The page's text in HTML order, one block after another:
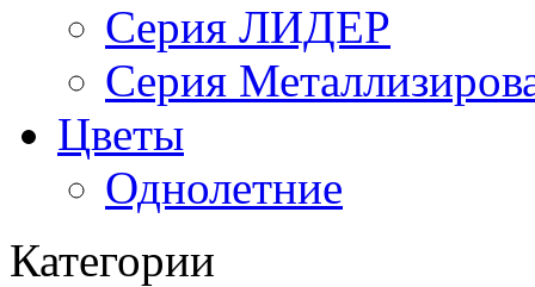
Серия ЛИДЕР
Серия
Цветы
Однолетние
Категории